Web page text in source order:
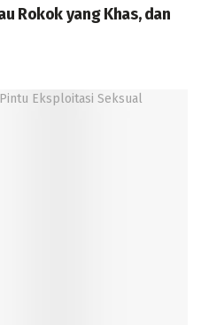
Rokok yang Khas, dan